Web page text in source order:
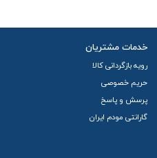
خدمات مشتریان
رویه بازگردانی کالا
حریم خصوصی
پرسش و پاسخ
گارانتی مودم ایران